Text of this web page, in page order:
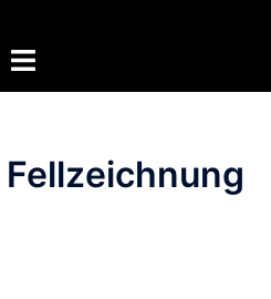
Menü
Fellzeichnung